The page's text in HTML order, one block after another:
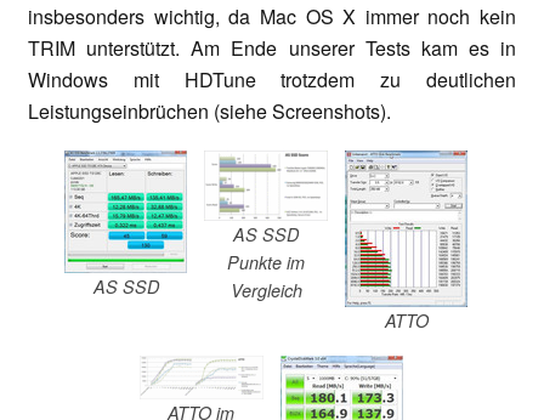
insbesonders wichtig, da Mac OS X immer noch kein
TRIM unterstützt. Am Ende unserer Tests kam es in
Windows mit HDTune trotzdem zu deutlichen
Leistungseinbrüchen (siehe Screenshots).
AS SSD
AS SSD
Punkte im
Vergleich
ATTO
ATTO im